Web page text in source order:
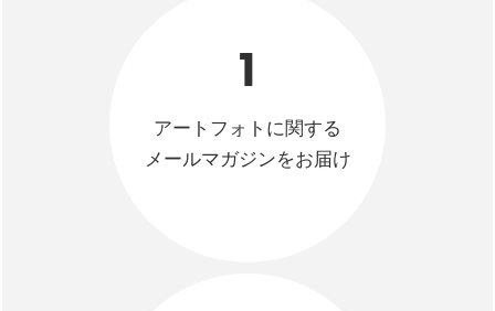
1
アートフォトに関する
メールマガジンをお届け